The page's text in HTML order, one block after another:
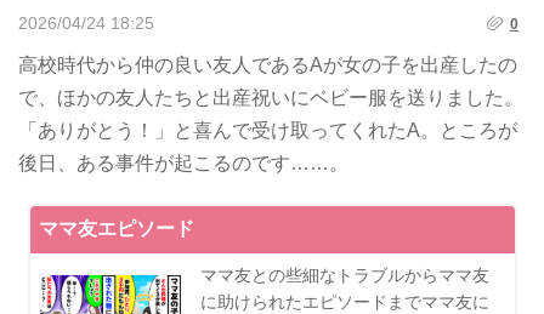
2026/04/24 18:25 0
高校時代から仲の良い友人であるAが女の子を出産したの
で、ほかの友人たちと出産祝いにベビー服を送りました。
「ありがとう！」と喜んで受け取ってくれたA。ところが
後日、ある事件が起こるのです……。
ママ友エピソード
ママ友との些細なトラブルからママ友
に助けられたエピソードまでママ友に